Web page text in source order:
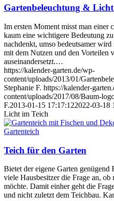
Gartenbeleuchtung &
Im ersten Moment misst man einer
kaum eine wichtigere Bedeutung
nachdenkt, umso bedeutsamer
mit dem Nutzen und den Vorteilen
auseinandersetzt.…
https://kalender-garten.de/wp-
content/uploads/2013/01/
Stephanie F. https://kalender-
content/uploads/2017/08/Baum-
F.2013-01-15 17:17:122022-03-18
Licht im Teich
Gartenteich
Teich für den Garten
Bietet der eigene Garten
viele Hausbesitzer die Frage an, ob
möchte. Damit einher geht die
und nicht zuletzt dem Teichbau.